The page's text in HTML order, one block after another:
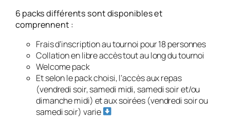
6 packs différents sont disponibles et
comprennent :
Frais d’inscription au tournoi pour 18 personnes
Collation en libre accès tout au long du tournoi
Welcome pack
Et selon le pack choisi, l’accès aux repas
(vendredi soir, samedi midi, samedi soir et/ou
dimanche midi) et aux soirées (vendredi soir ou
samedi soir) varie